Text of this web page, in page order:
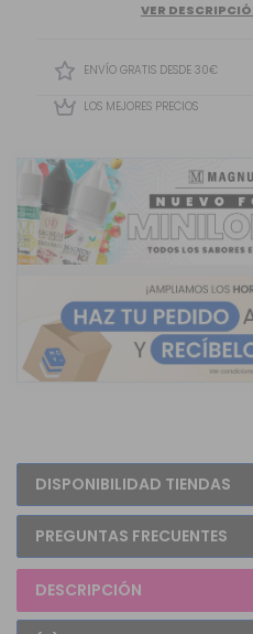
VER
ENVÍO GRATIS DESDE 30€
LOS MEJORES PRECIOS
DISPONIBILIDAD TIENDAS
PREGUNTAS FRECUENTES
DESCRIPCIÓN